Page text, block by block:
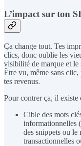
L’impact sur ton
Ça change tout. Tes
clics, donc oublie les
visibilité de marque et le
Être vu, même sans
tes revenus.
Pour contrer ça, il existe
Cible des mots
informationnelles
des snippets ou
transactionnelles